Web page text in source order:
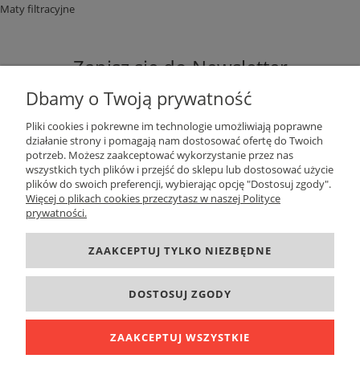
Maty filtracyjne
Zapisz się do Newsletter
ZAPISZ SIĘ
O FIRMIE
Dbamy o Twoją prywatność
Pliki cookies i pokrewne im technologie umożliwiają poprawne
działanie strony i pomagają nam dostosować ofertę do Twoich
potrzeb. Możesz zaakceptować wykorzystanie przez nas
wszystkich tych plików i przejść do sklepu lub dostosować użycie
plików do swoich preferencji, wybierając opcję "Dostosuj zgody".
Więcej o plikach cookies przeczytasz w naszej Polityce
prywatności.
ZAAKCEPTUJ TYLKO NIEZBĘDNE
DOSTOSUJ ZGODY
ZAAKCEPTUJ WSZYSTKIE